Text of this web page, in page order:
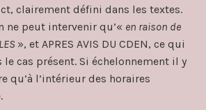
clairement défini dans les textes.
ne peut intervenir qu’« en raison de
», et APRES AVIS DU CDEN, ce qui
le cas présent. Si échelonnement il y
qu’à l’intérieur des horaires